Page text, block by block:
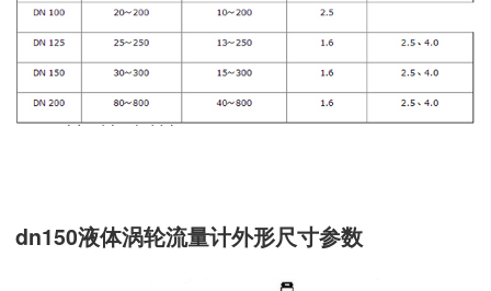
dn150液体涡轮流量计外形尺寸参数